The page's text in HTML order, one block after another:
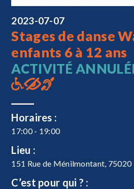
2023-07-07
Stages de danse
enfants 6 à 12 ans
ACTIVITÉ
Horaires :
17:00 - 19:00
Lieu :
151 Rue de Ménilmontant, 75020
C’est pour qui ? :